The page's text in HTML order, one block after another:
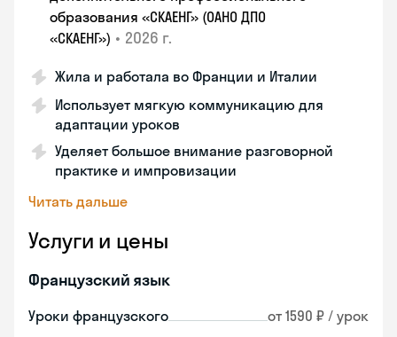
образования «СКАЕНГ» (ОАНО ДПО
«СКАЕНГ») • 2026 г.
Жила и работала во Франции и Италии
Использует мягкую коммуникацию для
адаптации уроков
Уделяет большое внимание разговорной
практике и импровизации
Читать дальше
Услуги и цены
Французский язык
Уроки французского от 1590 ₽ / урок